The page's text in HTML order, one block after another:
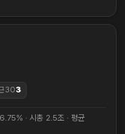
303
· 시총 2.5조 · 평균